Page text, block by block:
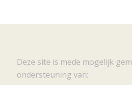
Deze site is mede mogelijk
ondersteuning van: